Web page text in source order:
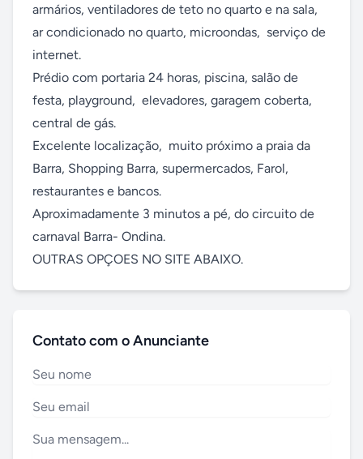
armários, ventiladores de teto no quarto e na sala,
ar condicionado no quarto, microondas,  serviço de
internet.
Prédio com portaria 24 horas, piscina, salão de
festa, playground,  elevadores, garagem coberta,
central de gás.
Excelente localização,  muito próximo a praia da
Barra, Shopping Barra, supermercados, Farol,
restaurantes e bancos.
Aproximadamente 3 minutos a pé, do circuito de
carnaval Barra- Ondina.
OUTRAS OPÇOES NO SITE ABAIXO.
Contato com o Anunciante